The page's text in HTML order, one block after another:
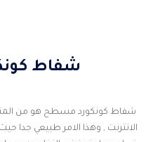
شفاط
شفاط كونكورد مسطح هو من
الانترنت , وهذا الامر طبيعي جدا